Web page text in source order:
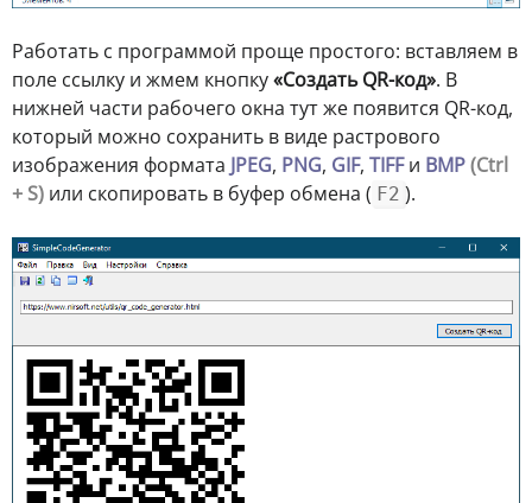
Работать с программой проще простого: вставляем в
поле ссылку и жмем кнопку«Создать QR-код». В
нижней части рабочего окна тут же появится QR-код,
который можно сохранить в виде растрового
изображения формата JPEG, PNG, GIF, TIFFи BMP(Ctrl
+ S) или скопировать в буфер обмена ( F2 ).